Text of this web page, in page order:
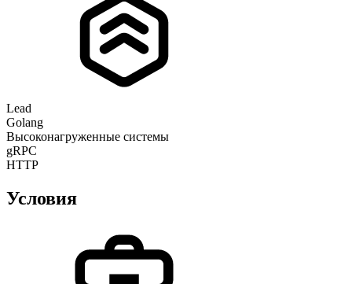
Lead
Golang
Высоконагруженные системы
gRPC
HTTP
Условия